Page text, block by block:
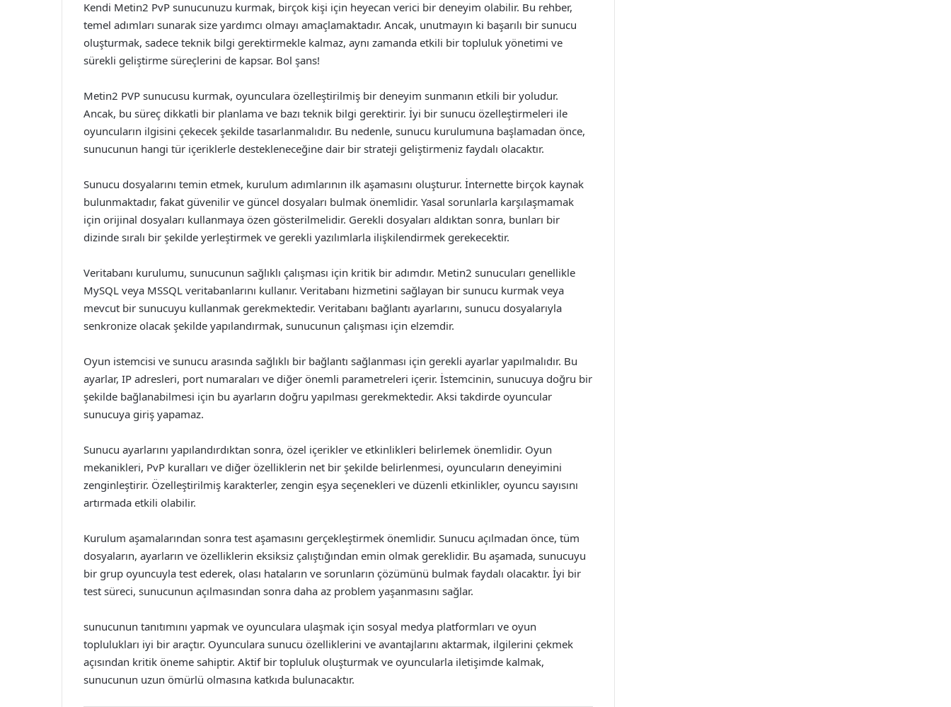
Kendi Metin2 PvP sunucunuzu kurmak, birçok kişi için heyecan verici bir deneyim olabilir. Bu rehber,
temel adımları sunarak size yardımcı olmayı amaçlamaktadır. Ancak, unutmayın ki başarılı bir sunucu
oluşturmak, sadece teknik bilgi gerektirmekle kalmaz, aynı zamanda etkili bir topluluk yönetimi ve
sürekli geliştirme süreçlerini de kapsar. Bol şans!
Metin2 PVP sunucusu kurmak, oyunculara özelleştirilmiş bir deneyim sunmanın etkili bir yoludur.
Ancak, bu süreç dikkatli bir planlama ve bazı teknik bilgi gerektirir. İyi bir sunucu özelleştirmeleri ile
oyuncuların ilgisini çekecek şekilde tasarlanmalıdır. Bu nedenle, sunucu kurulumuna başlamadan önce,
sunucunun hangi tür içeriklerle destekleneceğine dair bir strateji geliştirmeniz faydalı olacaktır.
Sunucu dosyalarını temin etmek, kurulum adımlarının ilk aşamasını oluşturur. İnternette birçok kaynak
bulunmaktadır, fakat güvenilir ve güncel dosyaları bulmak önemlidir. Yasal sorunlarla karşılaşmamak
için orijinal dosyaları kullanmaya özen gösterilmelidir. Gerekli dosyaları aldıktan sonra, bunları bir
dizinde sıralı bir şekilde yerleştirmek ve gerekli yazılımlarla ilişkilendirmek gerekecektir.
Veritabanı kurulumu, sunucunun sağlıklı çalışması için kritik bir adımdır. Metin2 sunucuları genellikle
MySQL veya MSSQL veritabanlarını kullanır. Veritabanı hizmetini sağlayan bir sunucu kurmak veya
mevcut bir sunucuyu kullanmak gerekmektedir. Veritabanı bağlantı ayarlarını, sunucu dosyalarıyla
senkronize olacak şekilde yapılandırmak, sunucunun çalışması için elzemdir.
Oyun istemcisi ve sunucu arasında sağlıklı bir bağlantı sağlanması için gerekli ayarlar yapılmalıdır. Bu
ayarlar, IP adresleri, port numaraları ve diğer önemli parametreleri içerir. İstemcinin, sunucuya doğru bir
şekilde bağlanabilmesi için bu ayarların doğru yapılması gerekmektedir. Aksi takdirde oyuncular
sunucuya giriş yapamaz.
Sunucu ayarlarını yapılandırdıktan sonra, özel içerikler ve etkinlikleri belirlemek önemlidir. Oyun
mekanikleri, PvP kuralları ve diğer özelliklerin net bir şekilde belirlenmesi, oyuncuların deneyimini
zenginleştirir. Özelleştirilmiş karakterler, zengin eşya seçenekleri ve düzenli etkinlikler, oyuncu sayısını
artırmada etkili olabilir.
Kurulum aşamalarından sonra test aşamasını gerçekleştirmek önemlidir. Sunucu açılmadan önce, tüm
dosyaların, ayarların ve özelliklerin eksiksiz çalıştığından emin olmak gereklidir. Bu aşamada, sunucuyu
bir grup oyuncuyla test ederek, olası hataların ve sorunların çözümünü bulmak faydalı olacaktır. İyi bir
test süreci, sunucunun açılmasından sonra daha az problem yaşanmasını sağlar.
sunucunun tanıtımını yapmak ve oyunculara ulaşmak için sosyal medya platformları ve oyun
toplulukları iyi bir araçtır. Oyunculara sunucu özelliklerini ve avantajlarını aktarmak, ilgilerini çekmek
açısından kritik öneme sahiptir. Aktif bir topluluk oluşturmak ve oyuncularla iletişimde kalmak,
sunucunun uzun ömürlü olmasına katkıda bulunacaktır.